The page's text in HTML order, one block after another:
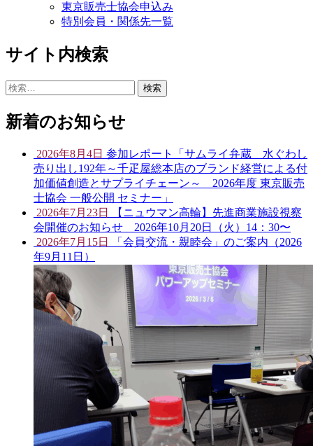
東京販売士協会申込み
特別会員・関係先一覧
サイト内検索
検
新着のお知らせ
2026年8月4日 参加レポート「サムライ弁蔵 水ぐわし
売り出し192年～千疋屋総本店のブランド経営による付
加価値創造とサプライチェーン～ 2026年度 東京販売
士協会 一般公開 セミナー」
2026年7月23日
【ニュウマン高輪】先進商業施設視察
会開催のお知らせ 2026年10月20日（火）14：30〜
2026年7月15日
「会員交流・親睦会」のご案内（2026
年9月11日）